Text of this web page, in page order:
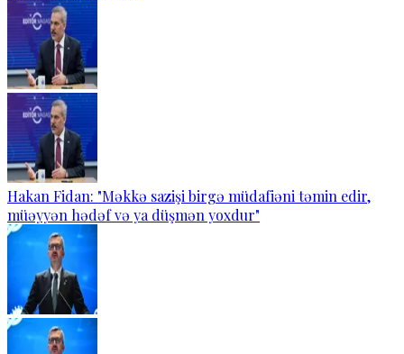
Hakan Fidan: "Məkkə sazişi birgə müdafiəni təmin edir,
müəyyən hədəf və ya düşmən yoxdur"